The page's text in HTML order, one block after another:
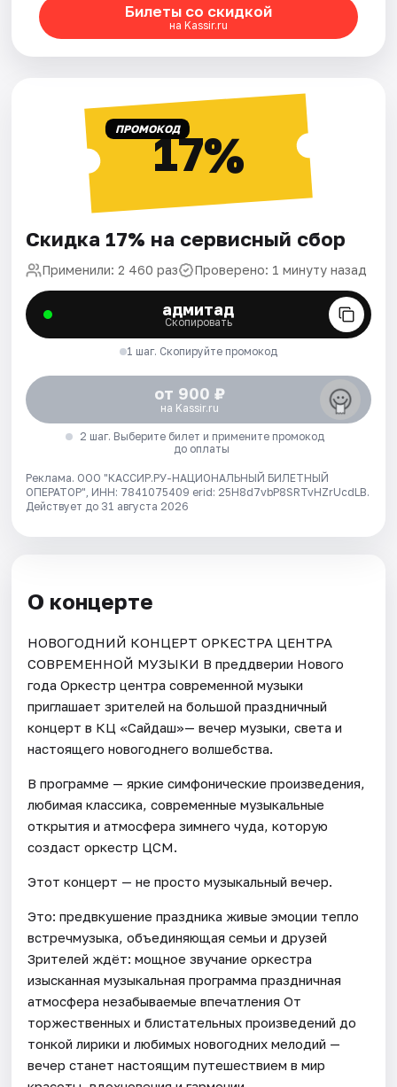
Билеты со скидкой
на Kassir.ru
ПРОМОКОД17%
Скидка 17% на сервисный сбор
Применили: 2 460 раз Проверено: 1 минуту назад
адмитад
Скопировать
1 шаг. Скопируйте промокод
от 900 ₽
на Kassir.ru
2 шаг. Выберите билет и примените промокод
до оплаты
Реклама. ООО "КАССИР.РУ-НАЦИОНАЛЬНЫЙ БИЛЕТНЫЙ
ОПЕРАТОР", ИНН: 7841075409 erid: 25H8d7vbP8SRTvHZrUcdLB.
Действует до 31 августа 2026
О концерте
НОВОГОДНИЙ КОНЦЕРТ ОРКЕСТРА ЦЕНТРА
СОВРЕМЕННОЙ МУЗЫКИ В преддверии Нового
года Оркестр центра современной музыки
приглашает зрителей на большой праздничный
концерт в КЦ «Сайдаш»— вечер музыки, света и
настоящего новогоднего волшебства.
В программе — яркие симфонические произведения,
любимая классика, современные музыкальные
открытия и атмосфера зимнего чуда, которую
создаст оркестр ЦСМ.
Этот концерт — не просто музыкальный вечер.
Это: предвкушение праздника живые эмоции тепло
встречмузыка, объединяющая семьи и друзей
Зрителей ждёт: мощное звучание оркестра
изысканная музыкальная программа праздничная
атмосфера незабываемые впечатления От
торжественных и блистательных произведений до
тонкой лирики и любимых новогодних мелодий —
вечер станет настоящим путешествием в мир